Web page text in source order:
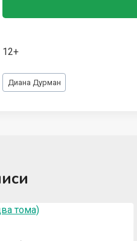
12+
Метки
записи:
Диана Дурман